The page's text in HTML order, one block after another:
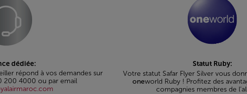
dédiée:
répond à vos demandes sur
200 4000 ou par email
Statut Ruby:
Votre statut Safar Flyer Silver vous
oneworld Ruby ! Profitez des
compagnies membres de